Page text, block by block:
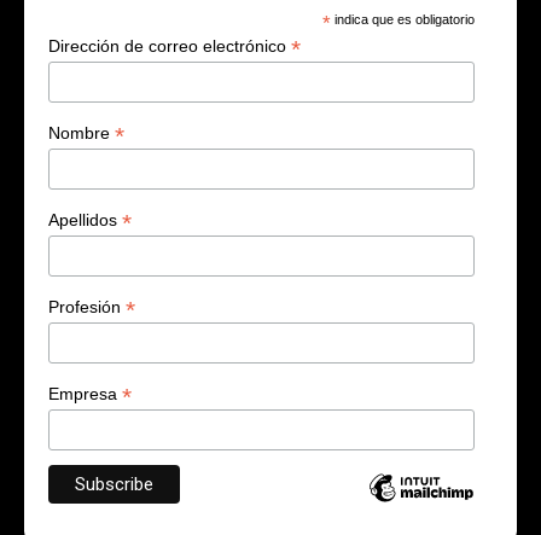
* indica que es obligatorio
Dirección de correo electrónico *
Nombre *
Apellidos *
Profesión *
Empresa *